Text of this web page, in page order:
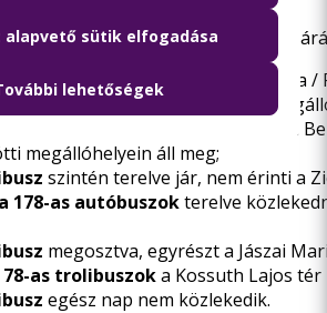
György út és az Andrássy út
a Hősök tere és a Vágány utca
utca / Róbert Károly körút
nem érintik a
megállóhelyein áll meg;
szintén terelve jár, nem érinti a
178-as autóbuszokterelve
megosztva, egyrészt a Jászai
78-as trolibuszoka Kossuth Lajos
egész nap nem közlekedik.
alapvető sütik elfogadása
lehetőségek